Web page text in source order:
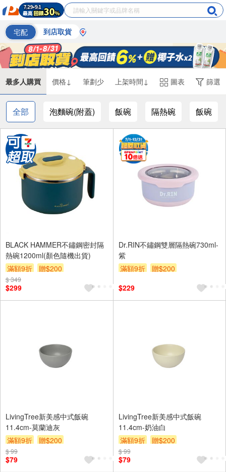
宅配 到店取貨
最多人購買 價格↓ 筆劃少 上架時間↓ 圖表 篩選
全部 泡麵碗(附蓋) 飯碗 隔熱碗 飯碗
BLACK HAMMER不鏽鋼密封隔
熱碗1200ml(顏色隨機出貨)
滿額9折
贈$200
$ 349
$299
Dr.RIN不鏽鋼雙層隔熱碗730ml-
紫
滿額9折
贈$200
$229
LivingTree新美感中式飯碗
11.4cm-莫蘭迪灰
滿額9折
贈$200
$ 99
$79
LivingTree新美感中式飯碗
11.4cm-奶油白
滿額9折
贈$200
$ 99
$79